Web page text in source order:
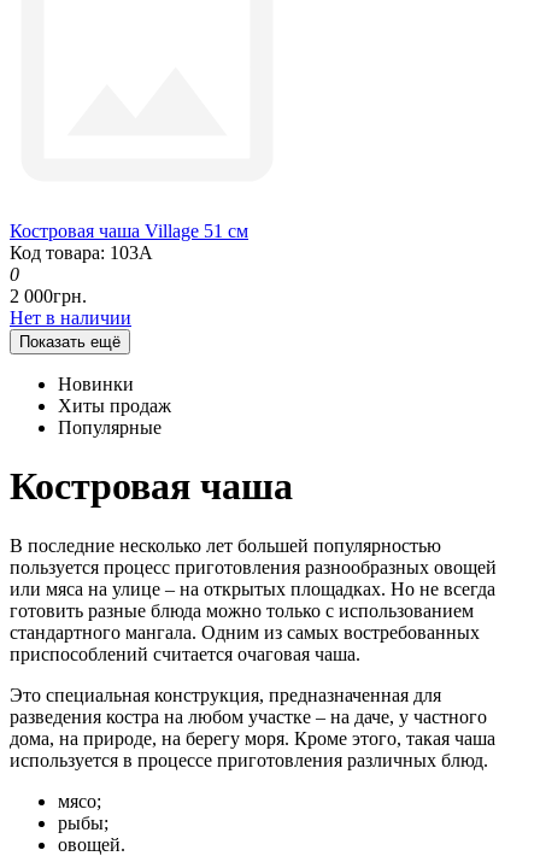
Костровая чаша Village 51 см
Код товара: 103А
0
2 000грн.
Нет в наличии
Показать ещё
Новинки
Хиты продаж
Популярные
Костровая чаша
В последние несколько лет большей популярностью
пользуется процесс приготовления разнообразных овощей
или мяса на улице – на открытых площадках. Но не всегда
готовить разные блюда можно только с использованием
стандартного мангала. Одним из самых востребованных
приспособлений считается очаговая чаша.
Это специальная конструкция, предназначенная для
разведения костра на любом участке – на даче, у частного
дома, на природе, на берегу моря. Кроме этого, такая чаша
используется в процессе приготовления различных блюд.
мясо;
рыбы;
овощей.